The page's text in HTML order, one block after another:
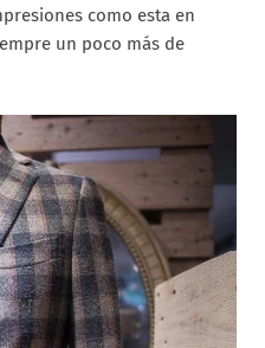
como esta en
un poco más de